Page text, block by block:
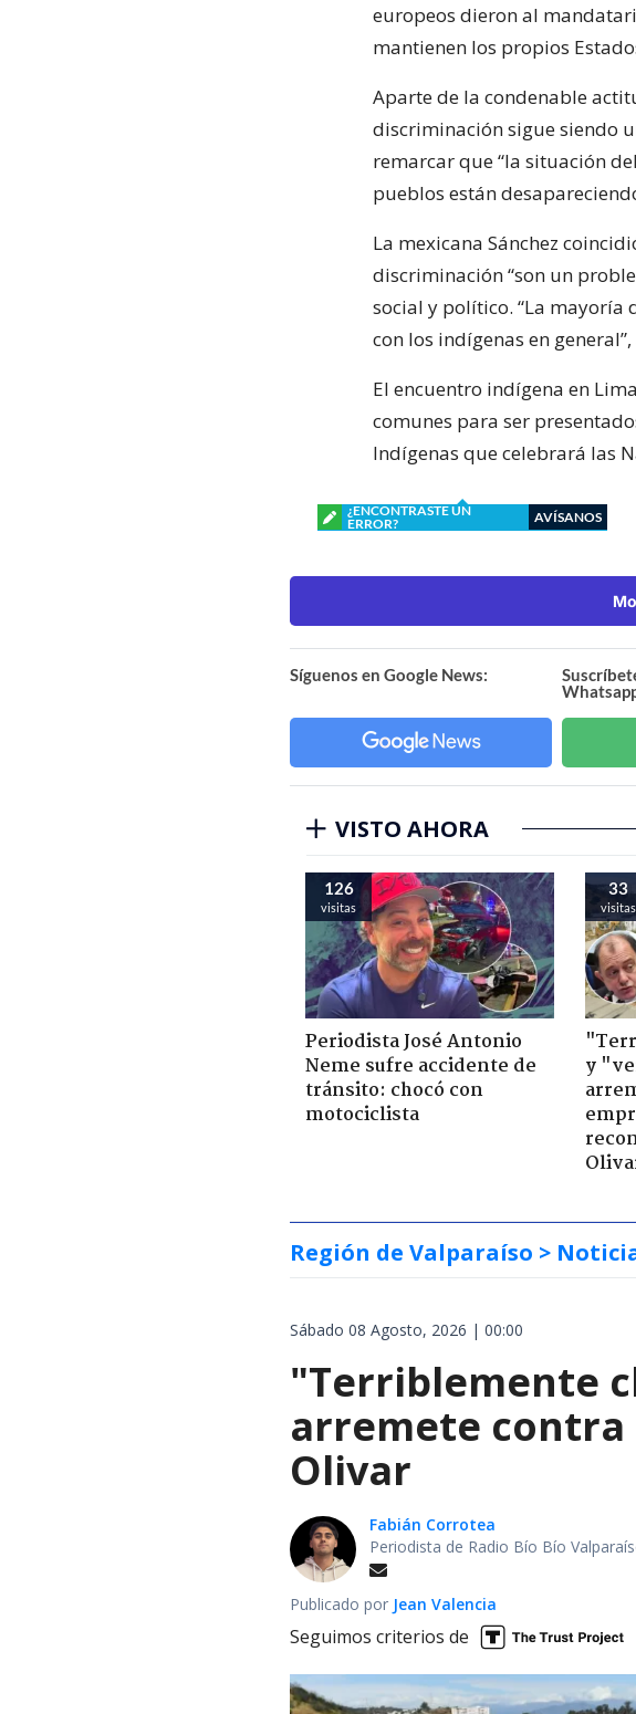
europeos dieron al
mantienen los propios
Aparte de la condenable
discriminación sigue siendo
remarcar que “la situación
pueblos están
La mexicana Sánchez
discriminación “son un
social y político. “La mayoría
con los indígenas en
El encuentro indígena en
comunes para ser
Indígenas que celebrará las
¿ENCONTRASTE UN
ERROR?
AVÍSANOS
Síguenos en Google News:
VISTO AHORA
126
visitas
Periodista José Antonio
Neme sufre accidente de
tránsito: chocó con
motociclista
33
visitas
y
Región de Valparaíso >
Sábado 08 Agosto, 2026 | 00:00
"Terriblemente
arremete contra
Olivar
Fabián Corrotea
Periodista de Radio Bío Bío
Publicado por Jean Valencia
Seguimos criterios de